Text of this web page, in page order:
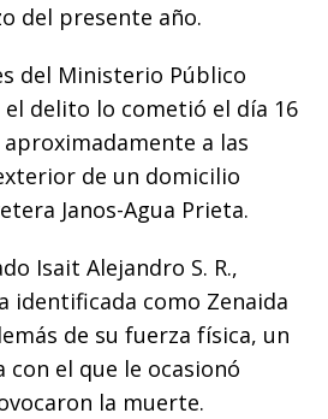
del presente año.
del Ministerio Público
delito lo cometió el día 16
a las
de un domicilio
Janos-Agua Prieta.
Isait Alejandro S. R.,
identificada como Zenaida
de su fuerza física, un
con el que le ocasionó
la muerte.